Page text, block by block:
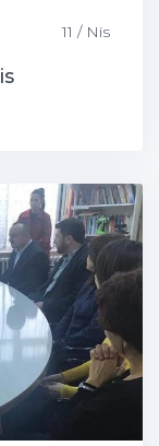
11 / Nis